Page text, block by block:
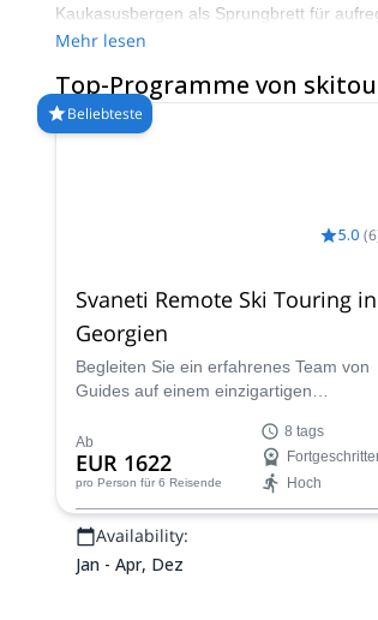
Kaukasusbergen als Sprungbrett für
Mehr lesen
Top-Programme von
Beliebteste
5.0 (6
Svaneti Remote Ski Touring in
Georgien
Begleiten Sie ein erfahrenes Team von
Guides auf einem einzigartigen
Sie 8 Tage mit Skitouren in Georgien auf
einem unvergesslichen Pulverschnee-
Fest!
Ab
EUR 1622
pro Person für 6 Reisende
8 tags
Hoch
Availability:
Jan - Apr, Dez